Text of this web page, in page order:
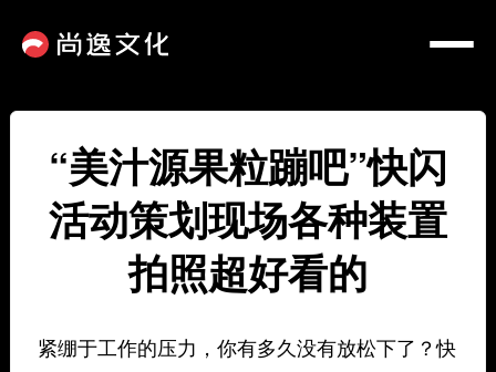
“美汁源果粒蹦吧”快闪
活动策划现场各种装置
拍照超好看的
紧绷于工作的压力，你有多久没有放松下了？快